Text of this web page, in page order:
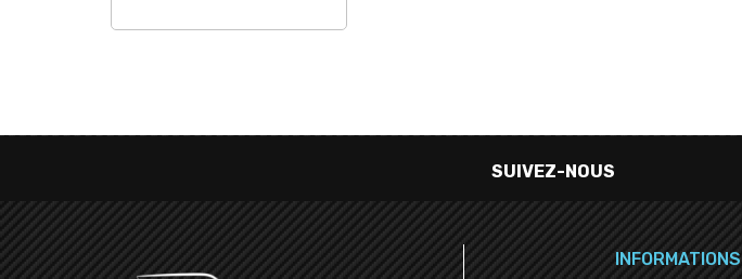
SUIVEZ-NOUS
INFORMATIONS